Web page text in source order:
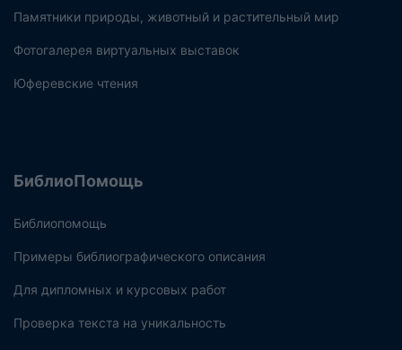
Памятники природы, животный и растительный мир
Фотогалерея виртуальных выставок
Юферевские чтения
БиблиоПомощь
Библиопомощь
Примеры библиографического описания
Для дипломных и курсовых работ
Проверка текста на уникальность